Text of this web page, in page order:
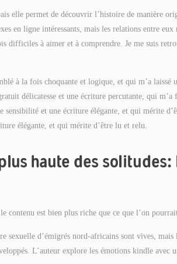
elle permet de découvrir l’histoire de manière
en ligne intéressants, mais les relations entre
difficiles à aimer et à comprendre. Je me suis
à la fois choquante et logique, et qui m’a
délicatesse et une écriture percutante, qui
sensibilité et une écriture élégante, et qui mérite
élégante, et qui mérite d’être lu et relu.
haute des
contenu est bien plus riche que ce que l’on
sexuelle d’émigrés nord-africains sont vives,
L’auteur explore les émotions kindle avec